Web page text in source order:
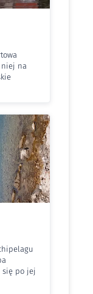
niej na
się po jej